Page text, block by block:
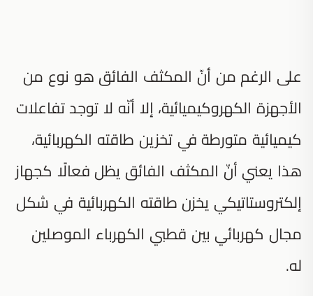
على الرغم من أنّ المكثف الفائق هو نوع من
الأجهزة الكهروكيميائية، إلا أنّه لا توجد تفاعلات
كيميائية متورطة في تخزين طاقته الكهربائية،
هذا يعني أنّ المكثف الفائق يظل فعالًا كجهاز
إلكتروستاتيكي يخزن طاقته الكهربائية في شكل
مجال كهربائي بين قطبي الكهرباء الموصلين
له.